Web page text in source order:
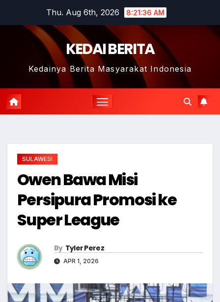
Thu. Aug 6th, 2026 8:21:37 AM
KEDAI BERITA
Kedainya Berita Masyarakat Indonesia
SULAWESI
Owen Bawa Misi
Persipura Promosi ke
Super League
By Tyler Perez
APR 1, 2026